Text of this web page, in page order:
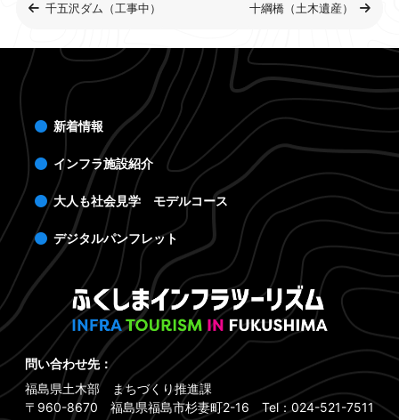
千五沢ダム（工事中） 十綱橋（土木遺産）
新着情報
インフラ施設紹介
大人も社会見学 モデルコース
デジタルパンフレット
問い合わせ先：
福島県土木部 まちづくり推進課
〒960-8670 福島県福島市杉妻町2-16 Tel：024-521-7511